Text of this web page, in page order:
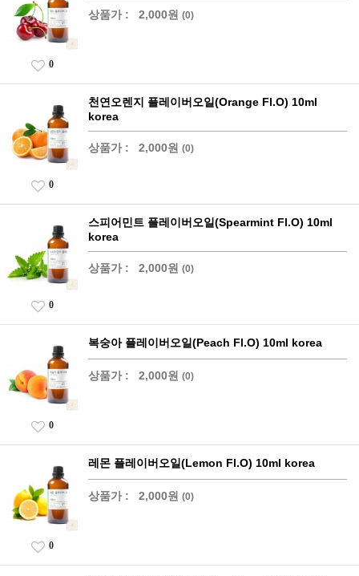
상품가 : 2,000원 (0)
0
천연오렌지 플레이버오일(Orange Fl.O) 10ml
korea
상품가 : 2,000원 (0)
0
스피어민트 플레이버오일(Spearmint Fl.O) 10ml
korea
상품가 : 2,000원 (0)
0
복숭아 플레이버오일(Peach Fl.O) 10ml korea
상품가 : 2,000원 (0)
0
레몬 플레이버오일(Lemon Fl.O) 10ml korea
상품가 : 2,000원 (0)
0